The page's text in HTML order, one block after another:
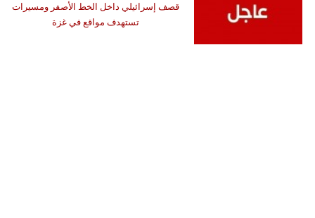
قصف إسرائيلي داخل الخط الأصفر ومسيرات
تستهدف مواقع في غزة